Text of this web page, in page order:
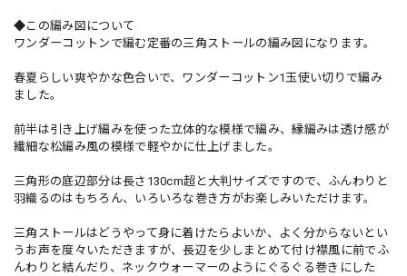
◆この編み図について
ワンダーコットンで編む定番の三角ストールの編み図になります。
春夏らしい爽やかな色合いで、ワンダーコットン1玉使い切りで編み
ました。
前半は引き上げ編みを使った立体的な模様で編み、縁編みは透け感が
繊細な松編み風の模様で軽やかに仕上げました。
三角形の底辺部分は長さ130cm超と大判サイズですので、ふんわりと
羽織るのはもちろん、いろいろな巻き方がお楽しみいただけます。
三角ストールはどうやって身に着けたらよいか、よく分からないとい
うお声を度々いただきますが、長辺を少しまとめて付け襟風に前でふ
んわりと結んだり、ネックウォーマーのようにぐるぐる巻きにした